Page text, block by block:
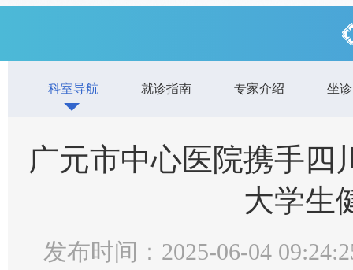
科室导航 就诊指南 专家介绍 坐
广元市中心医院携手四
大学生
发布时间：2025-06-04